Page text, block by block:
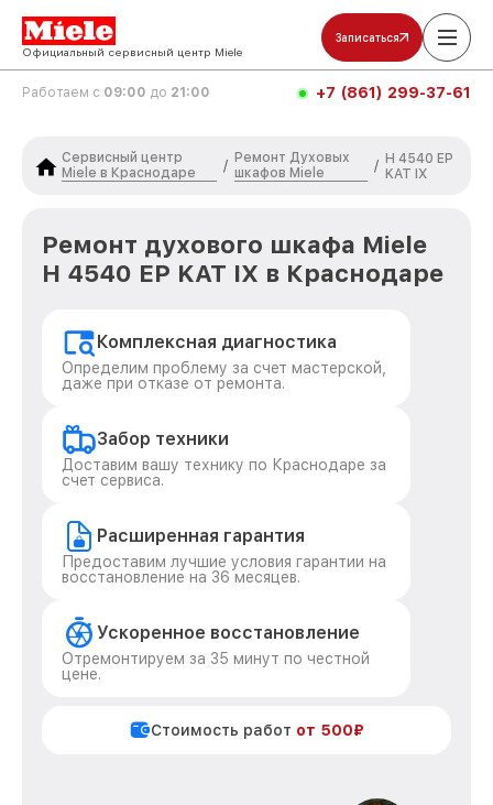
Официальный сервисный центр Miele
Записаться
Работаем с 09:00 до 21:00 +7 (861) 299-37-61
Сервисный центр
Miele в Краснодаре
/
Ремонт Духовых
шкафов Miele
/ H 4540 EP
KAT IX
Ремонт духового шкафа Miele
H 4540 EP KAT IX в Краснодаре
Комплексная диагностика
Определим проблему за счет мастерской,
даже при отказе от ремонта.
Забор техники
Доставим вашу технику по Краснодаре за
счет сервиса.
Расширенная гарантия
Предоставим лучшие условия гарантии на
восстановление на 36 месяцев.
Ускоренное восстановление
Отремонтируем за 35 минут по честной
цене.
Стоимость работ от 500₽